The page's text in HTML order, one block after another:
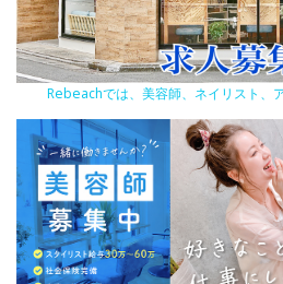
Rebeachでは、美容師、ネイリスト、